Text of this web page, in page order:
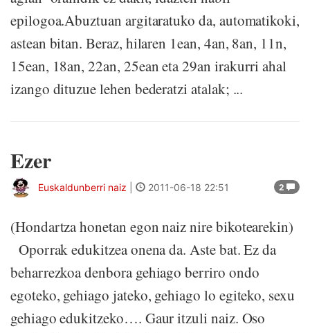
epilogoa.Abuztuan argitaratuko da, automatikoki,
astean bitan. Beraz, hilaren 1ean, 4an, 8an, 11n,
15ean, 18an, 22an, 25ean eta 29an irakurri ahal
izango dituzue lehen bederatzi atalak; ...
Ezer
2
Euskaldunberri naiz 2011-06-18 22:51
(Hondartza honetan egon naiz nire bikotearekin)
Oporrak edukitzea onena da. Aste bat. Ez da
beharrezkoa denbora gehiago berriro ondo
egoteko, gehiago jateko, gehiago lo egiteko, sexu
gehiago edukitzeko…. Gaur itzuli naiz. Oso